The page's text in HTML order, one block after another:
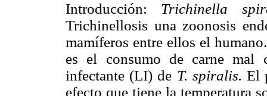
Introducción: Trichinella
Trichinellosis una zoonosis
mamíferos entre ellos el
es el consumo de carne mal
infectante (LI) de T. spiralis. El
efecto que tiene la temperatura